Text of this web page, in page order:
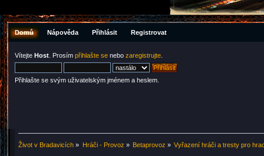
Domů Nápověda Přihlásit Registrovat
Vítejte Host . Prosím přihlašte se nebo zaregistrujte
Přihlašte se svým uživatelským jménem a heslem.
Život v Bradavicích » Hráči - Provoz » Betaprovoz » Vyřazení hráči a tresty pro